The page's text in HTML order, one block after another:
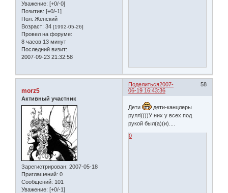
Уважение: [+0/-0]
Позитив: [+0/-1]
Пол: Женский
Возраст: 34 [1992-05-26]
Провел на форуме:
8 часов 13 минут
Последний визит:
2007-09-23 21:32:58
Поделиться 58
2007-
06-19 16:43:36
morz5
Активный участник
Зарегистрирован: 2007-05-18
Приглашений: 0
Сообщений: 101
Уважение: [+0/-1]
Дети
дети-канцлеры
рулл))))У них у всех под
рукой был(а)(и)....
0